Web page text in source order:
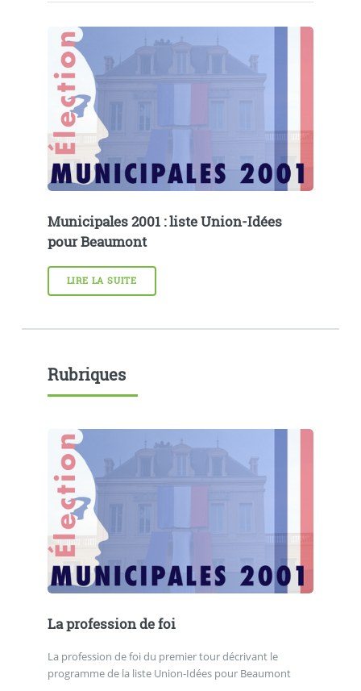
Municipales 2001 : liste Union-Idées
pour Beaumont
LIRE LA SUITE
Rubriques
La profession de foi
La profession de foi du premier tour décrivant le
programme de la liste Union-Idées pour Beaumont